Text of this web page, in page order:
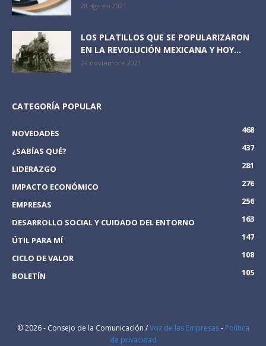
28 agosto 2021
LOS PLATILLOS QUE SE POPULARIZARON
EN LA REVOLUCIÓN MEXICANA Y HOY...
24 noviembre 2021
CATEGORÍA POPULAR
NOVEDADES
468
¿SABÍAS QUÉ?
437
LIDERAZGO
281
IMPACTO ECONÓMICO
276
EMPRESAS
256
DESARROLLO SOCIAL Y CUIDADO DEL ENTORNO
163
ÚTIL PARA MÍ
147
CICLO DE VALOR
108
BOLETÍN
105
© 2026 - Consejo de la Comunicación /Voz de las Empresas- Política
de privacidad